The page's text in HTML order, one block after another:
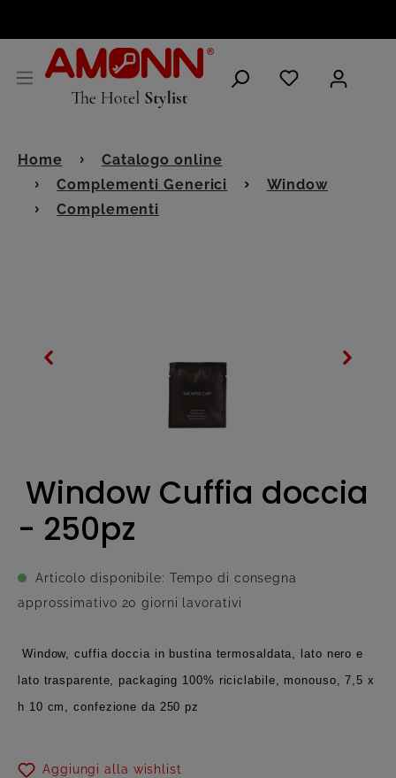
Home
Catalogo online
Complementi Generici
Window
Complementi
Window Cuffia doccia
- 250pz
Articolo disponibile: Tempo di consegna
approssimativo 20 giorni lavorativi
Window, cuffia doccia in bustina termosaldata, lato nero e
lato trasparente, packaging 100% riciclabile, monouso, 7,5 x
h 10 cm, confezione da 250 pz
Aggiungi alla wishlist